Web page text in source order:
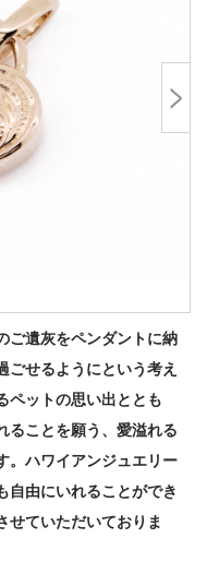
ご遺灰をペンダントに納
ごせるようにという考え
ペットの思い出ととも
ることを願う、愛溢れる
。ハワイアンジュエリー
自由にいれることができ
せていただいておりま